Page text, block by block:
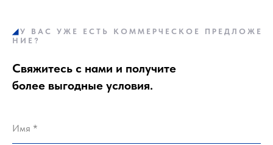
◢ У В А С У Ж Е Е С Т Ь К О М М Е Р Ч Е С К О Е
П Р Е Д Л О Ж Е
Н И Е ?
Свяжитесь с нами и получите
более выгодные условия.